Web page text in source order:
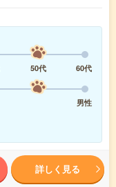
50代
60代
男性
詳しく見る